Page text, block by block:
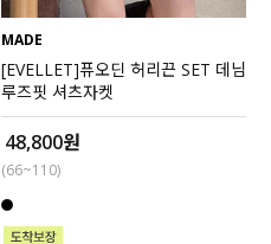
MADE
[EVELLET]퓨오딘 허리끈 SET 데님
루즈핏 셔츠자켓
48,800원
(66~110)